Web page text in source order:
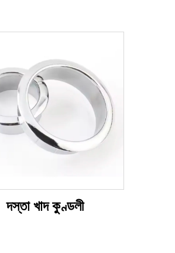
দস্তা খাদ কুণ্ডলী